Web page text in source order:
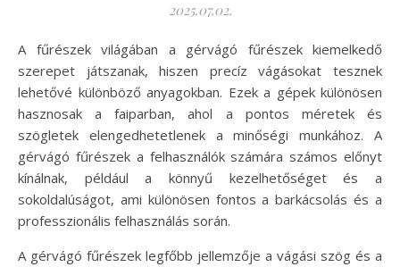
2025.07.02.
A fűrészek világában a gérvágó fűrészek kiemelkedő
szerepet játszanak, hiszen precíz vágásokat tesznek
lehetővé különböző anyagokban. Ezek a gépek különösen
hasznosak a faiparban, ahol a pontos méretek és
szögletek elengedhetetlenek a minőségi munkához. A
gérvágó fűrészek a felhasználók számára számos előnyt
kínálnak, például a könnyű kezelhetőséget és a
sokoldalúságot, ami különösen fontos a barkácsolás és a
professzionális felhasználás során.
A gérvágó fűrészek legfőbb jellemzője a vágási szög és a